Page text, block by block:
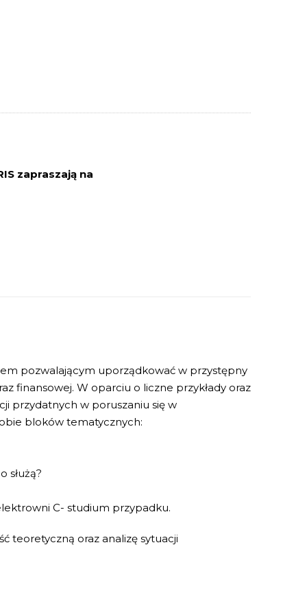
zapraszają na
pozwalającym uporządkować w przystępny
finansowej. W oparciu o liczne przykłady oraz
przydatnych w poruszaniu się w
bloków tematycznych:
służą?
C- studium przypadku.
teoretyczną oraz analizę sytuacji